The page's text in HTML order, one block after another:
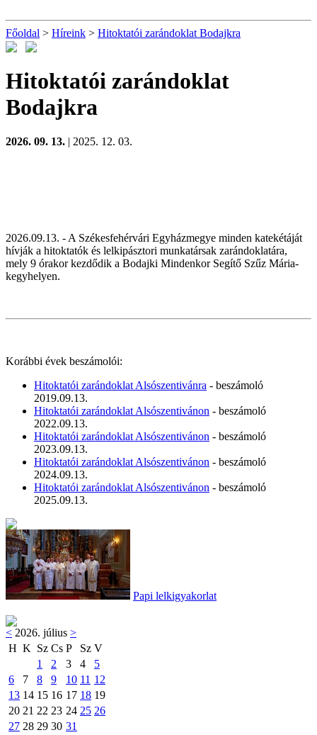
Főoldal > Híreink > Hitoktatói zarándoklat Bodajkra
Hitoktatói zarándoklat
Bodajkra
2026. 09. 13. | 2025. 12. 03.
2026.09.13. - A Székesfehérvári Egyházmegye minden katekétáját
hívják a hitoktatók és lelkipásztori munkatársak zarándoklatára,
mely 9 órakor kezdődik a Bodajki Mindenkor Segítő Szűz Mária-
kegyhelyen.
Korábbi évek beszámolói:
Hitoktatói zarándoklat Alsószentivánra - beszámoló
2019.09.13.
Hitoktatói zarándoklat Alsószentivánon - beszámoló
2022.09.13.
Hitoktatói zarándoklat Alsószentivánon - beszámoló
2023.09.13.
Hitoktatói zarándoklat Alsószentivánon - beszámoló
2024.09.13.
Hitoktatói zarándoklat Alsószentivánon - beszámoló
2025.09.13.
Papi lelkigyakorlat
< 2026. július >
H K Sz Cs P Sz V
1
2 3 4
5
6
7 8 9 10 11 12
13 14 15 16 17 18 19
20 21 22 23 24 25 26
27 28 29 30 31